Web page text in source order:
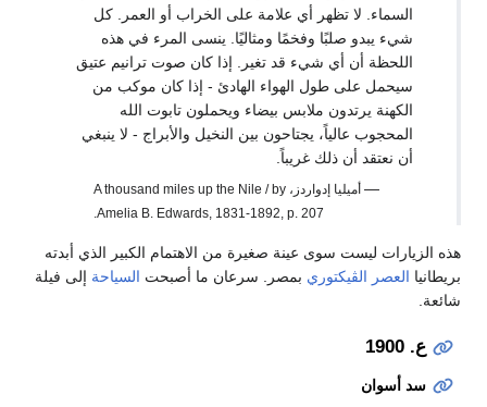
السماء. لا تظهر أي علامة على الخراب أو العمر. كل
شيء يبدو صلبًا وفخمًا ومثاليًا. ينسى المرء في هذه
اللحظة أن أي شيء قد تغير. إذا كان صوت ترانيم عتيق
سيحمل على طول الهواء الهادئ - إذا كان موكب من
الكهنة يرتدون ملابس بيضاء ويحملون تابوت الله
المحجوب عالياً، يجتاحون بين النخيل والأبراج - لا ينبغي
أن نعتقد أن ذلك غريباً.
—
أميليا إدواردز، A thousand miles up the Nile / by
Amelia B. Edwards, 1831-1892, p. 207.
هذه الزيارات ليست سوى عينة صغيرة من الاهتمام الكبير الذي أبدته
بريطانيا العصر الڤيكتوري بمصر. سرعان ما أصبحت السياحة إلى فيلة
شائعة.
ع. 1900
سد أسوان